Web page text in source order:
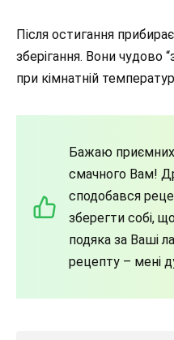
Після остигання
зберігання. Вони чудово
при кімнатній
Бажаю
смачного Вам!
сподобався
зберегти собі,
подяка за Ваші
рецепту – мені